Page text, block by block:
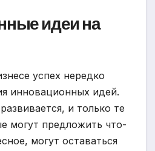
идеи на
успех нередко
инновационных идей.
и только те
могут предложить что-
могут оставаться